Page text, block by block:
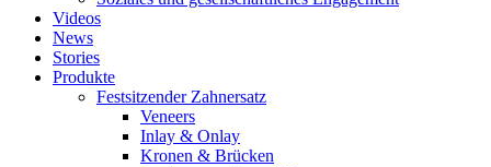
Videos
News
Stories
Produkte
Festsitzender Zahnersatz
Veneers
Inlay & Onlay
Kronen & Brücken